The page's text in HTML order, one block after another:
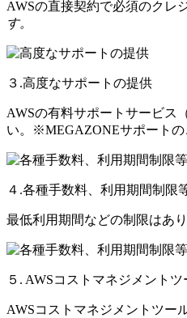
AWSの直接契約で必須のクレ
す。
３.高度なサポートの提供
AWSの有料サポートサービス
い。※MEGAZONEサポートの
４.各種手数料、利用期間制限
最低利用期間などの制限はあ
５. AWSコストマネジメント
AWSコストマネジメントツー